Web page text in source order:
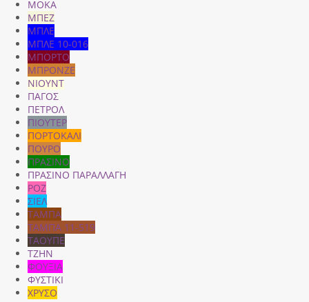
ΜΟΚΑ
ΜΠΕΖ
ΜΠΛΕ
ΜΠΛΕ 10-016
ΜΠΟΡΤΟ
ΜΠΡΟΝΖΕ
ΝΙΟΥΝΤ
ΠΑΓΟΣ
ΠΕΤΡΟΛ
ΠΙΟΥΤΕΡ
ΠΟΡΤΟΚΑΛΙ
ΠΟΥΡΟ
ΠΡΑΣΙΝΟ
ΠΡΑΣΙΝΟ ΠΑΡΑΛΛΑΓΗ
ΡΟΖ
ΣΙΕΛ
ΤΑΜΠΑ
ΤΑΜΠΑ 11-519
ΤΑΟΥΠΕ
ΤΖΗΝ
ΦΟΥΞΙΑ
ΦΥΣΤΙΚΙ
ΧΡΥΣΟ